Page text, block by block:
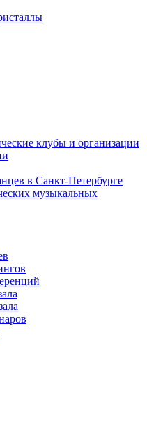
клубы и организации
в Санкт-Петербурге
музыкальных